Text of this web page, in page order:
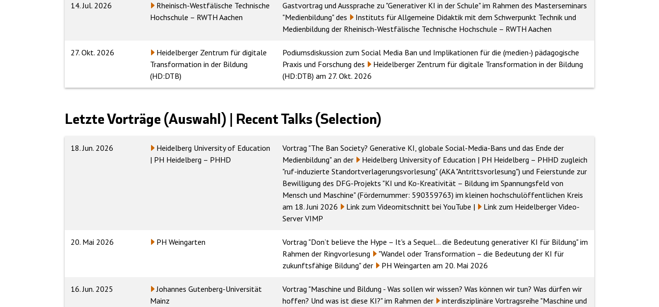
14. Jul. 2026
Rheinisch-Westfälische Technische
Hochschule – RWTH Aachen
Gastvortrag und Aussprache zu "Generativer KI in der Schule" im Rahmen des Masterseminars
"Medienbildung" des
Instituts für Allgemeine Didaktik mit dem Schwerpunkt Technik und
Medienbildung der Rheinisch-Westfälische Technische Hochschule – RWTH Aachen
27. Okt. 2026
Heidelberger Zentrum für digitale
Transformation in der Bildung
(HD:DTB)
Podiumsdiskussion zum Social Media Ban und Implikationen für die (medien-) pädagogische
Praxis und Forschung des
Heidelberger Zentrum für digitale Transformation in der Bildung
(HD:DTB) am 27. Okt. 2026
Letzte Vorträge (Auswahl) | Recent Talks (Selection)
18. Jun. 2026
Heidelberg University of Education
| PH Heidelberg – PHHD
Vortrag "The Ban Society? Generative KI, globale Social-Media-Bans und das Ende der
Medienbildung" an der
Heidelberg University of Education | PH Heidelberg – PHHD zugleich
"ruf-induzierte Standortverlagerungsvorlesung" (AKA "Antrittsvorlesung") und Feierstunde zur
Bewilligung des DFG-Projekts "KI und Ko-Kreativität – Bildung im Spannungsfeld von
Mensch und Maschine" (Fördernummer: 590359763) im kleinen hochschulöffentlichen Kreis
am 18. Juni 2026
Link zum Videomitschnitt bei YouTube |
Link zum Heidelberger Video-
Server VIMP
20. Mai 2026 PH Weingarten
Vortrag "Don’t believe the Hype – It's a Sequel... die Bedeutung generativer KI für Bildung" im
Rahmen der Ringvorlesung
"Wandel oder Transformation – die Bedeutung der KI für
zukunftsfähige Bildung"der PH Weingarten am 20. Mai 2026
16. Jun. 2025
Johannes Gutenberg-Universität
Mainz
Vortrag "Maschine und Bildung - Was sollen wir wissen? Was können wir tun? Was dürfen wir
hoffen? Und was ist diese KI?" im Rahmen der
interdisziplinäre Vortragsreihe "Maschine und